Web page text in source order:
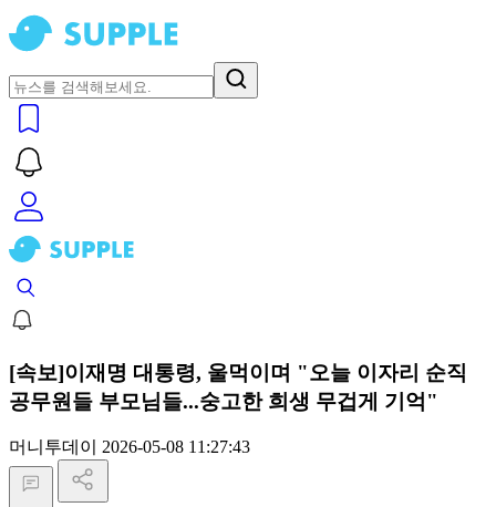
[속보]이재명 대통령, 울먹이며 "오늘 이자리 순직
공무원들 부모님들...숭고한 희생 무겁게 기억"
머니투데이 2026-05-08 11:27:43